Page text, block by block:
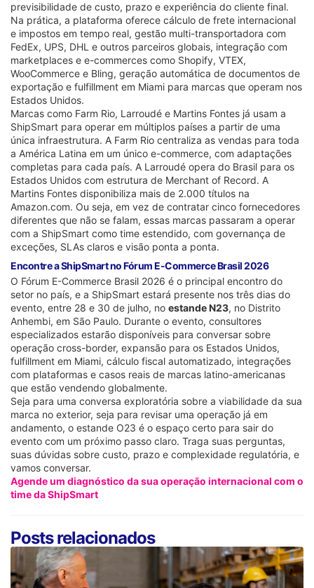
previsibilidade de custo, prazo e experiência do cliente final.
Na prática, a plataforma oferece cálculo de frete internacional
e impostos em tempo real, gestão multi-transportadora com
FedEx, UPS, DHL e outros parceiros globais, integração com
marketplaces e e-commerces como Shopify, VTEX,
WooCommerce e Bling, geração automática de documentos de
exportação e fulfillment em Miami para marcas que operam nos
Estados Unidos.
Marcas como Farm Rio, Larroudé e Martins Fontes já usam a
ShipSmart para operar em múltiplos países a partir de uma
única infraestrutura. A Farm Rio centraliza as vendas para toda
a América Latina em um único e-commerce, com adaptações
completas para cada país. A Larroudé opera do Brasil para os
Estados Unidos com estrutura de Merchant of Record. A
Martins Fontes disponibiliza mais de 2.000 títulos na
Amazon.com. Ou seja, em vez de contratar cinco fornecedores
diferentes que não se falam, essas marcas passaram a operar
com a ShipSmart como time estendido, com governança de
exceções, SLAs claros e visão ponta a ponta.
Encontre a ShipSmart no Fórum E-Commerce Brasil 2026
O Fórum E-Commerce Brasil 2026 é o principal encontro do
setor no país, e a ShipSmart estará presente nos três dias do
evento, entre 28 e 30 de julho, no estande N23, no Distrito
Anhembi, em São Paulo. Durante o evento, consultores
especializados estarão disponíveis para conversar sobre
operação cross-border, expansão para os Estados Unidos,
fulfillment em Miami, cálculo fiscal automatizado, integrações
com plataformas e casos reais de marcas latino-americanas
que estão vendendo globalmente.
Seja para uma conversa exploratória sobre a viabilidade da sua
marca no exterior, seja para revisar uma operação já em
andamento, o estande O23 é o espaço certo para sair do
evento com um próximo passo claro. Traga suas perguntas,
suas dúvidas sobre custo, prazo e complexidade regulatória, e
vamos conversar.
Agende um diagnóstico da sua operação internacional com o
time da ShipSmart
Posts relacionados